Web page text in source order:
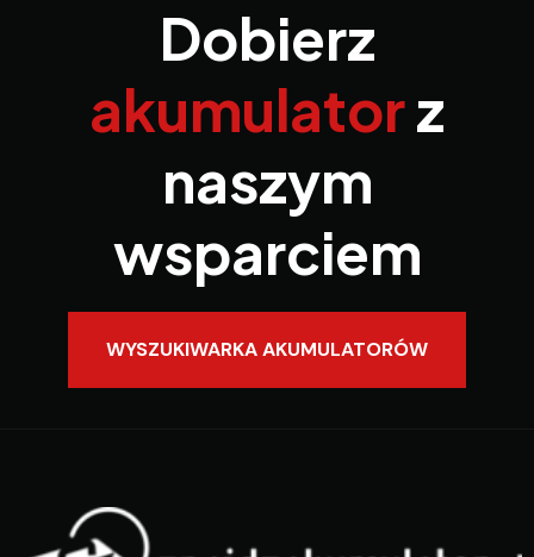
Dobierz
akumulatorz
naszym
wsparciem
WYSZUKIWARKA AKUMULATORÓW